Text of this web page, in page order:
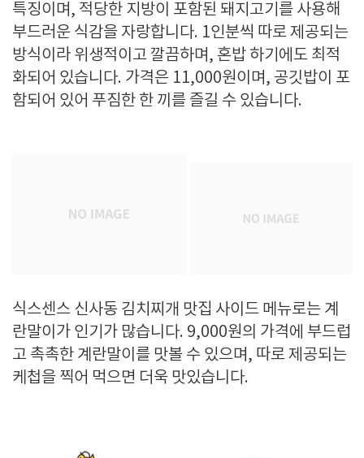
특징이며, 적당한 지방이 포함된 돼지고기를 사용해
부드러운 식감을 자랑합니다. 1인분씩 따로 제공되는
방식이라 위생적이고 깔끔하며, 혼밥 하기에도 최적
화되어 있습니다. 가격은 11,000원이며, 공깃밥이 포
함되어 있어 푸짐한 한 끼를 즐길 수 있습니다.
식스센스 신사동 김치찌개 맛집 사이드 메뉴로는 계
란말이가 인기가 많습니다. 9,000원의 가격에 부드럽
고 촉촉한 계란말이를 맛볼 수 있으며, 따로 제공되는
케첩을 찍어 먹으면 더욱 맛있습니다.